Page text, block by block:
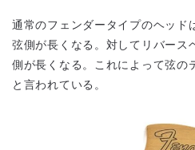
通常のフェンダータイプのヘッド
弦側が長くなる。対してリバース
側が長くなる。これによって弦の
と言われている。